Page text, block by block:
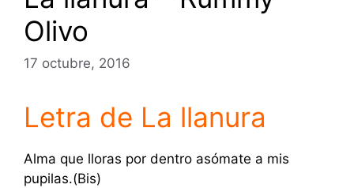
Olivo
17 octubre, 2016
Letra de La llanura
Alma que lloras por dentro asómate a mis
pupilas.(Bis)